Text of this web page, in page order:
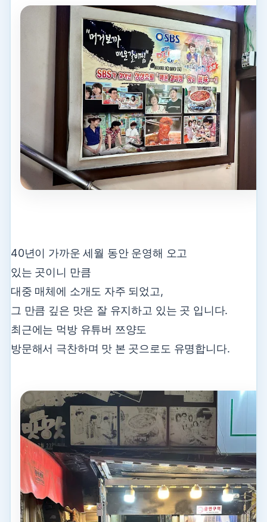
40년이 가까운 세월 동안 운영해 오고
있는 곳이니 만큼
대중 매체에 소개도 자주 되었고,
그 만큼 깊은 맛은 잘 유지하고 있는 곳 입니다.
최근에는 먹방 유튜버 쯔양도
방문해서 극찬하며 맛 본 곳으로도 유명합니다.